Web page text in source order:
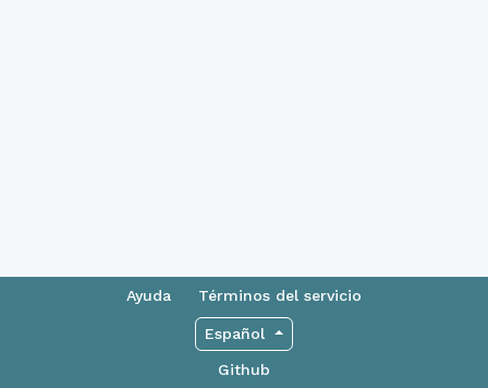
Ayuda Términos del servicio
Español
Github